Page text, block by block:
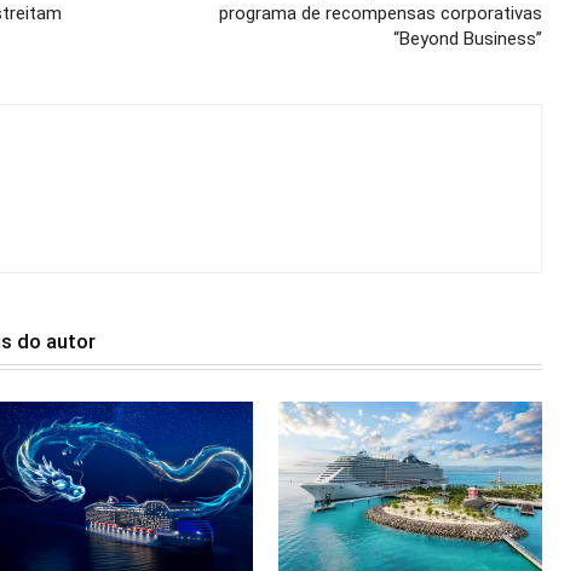
programa de recompensas corporativas
“Beyond Business”
do autor